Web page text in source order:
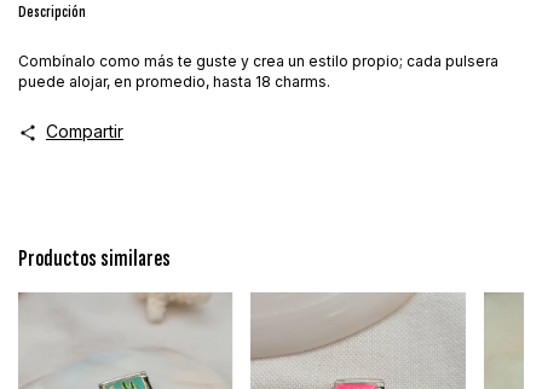
Descripción
Combínalo como más te guste y crea un estilo propio; cada pulsera
puede alojar, en promedio, hasta 18 charms.
Compartir
Productos similares